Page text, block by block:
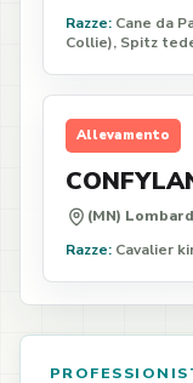
Razze: Cane da
Collie), Spitz
Allevamento
(MN)
Razze: Cavalier